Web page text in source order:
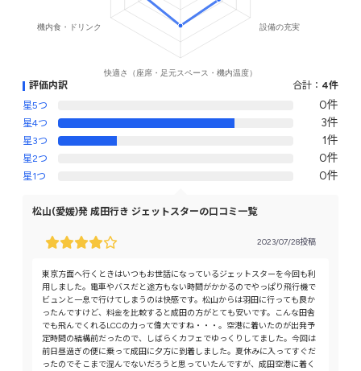
評価内訳 合計： 4件
星5つ
0件
星4つ 3件
星3つ 1件
星2つ 0件
星1つ 0件
松山(愛媛)発 成田行き ジェットスターの口コミ一覧
2023/07/28投稿
東京方面へ行くときはいつもお世話になっているジェットスターを今回も利
用しました。電車やバスだと途方もない時間がかかるのでやっぱり飛行機で
ビュンと一息で行けてしまうのは快感です。松山からは羽田に行っても良か
ったんですけど、料金を比較すると成田の方がとても安いです。こんな田舎
でも飛んでくれるLCCの力って偉大ですね・・・。空港に着いたのが出発予
定時間の結構前だったので、しばらくカフェでゆっくりしてました。今回は
前日昼過ぎの便に乗って成田に夕方に到着しました。夏休みに入ってすぐだ
ったのでそこまで混んでないだろうと思っていたんですが、成田空港に着く